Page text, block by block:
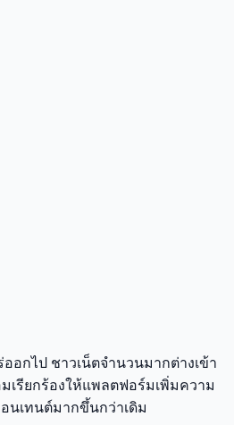
อกไป ชาวเน็ตจำนวนมากต่างเข้า
เรียกร้องให้แพลตฟอร์มเพิ่มความ
นเทนต์มากขึ้นกว่าเดิม